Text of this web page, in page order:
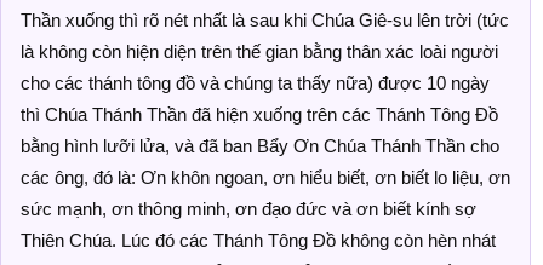
Thần xuống thì rõ nét nhất là sau khi Chúa Giê-su lên trời (tức
là không còn hiện diện trên thế gian bằng thân xác loài người
cho các thánh tông đồ và chúng ta thấy nữa) được 10 ngày
thì Chúa Thánh Thần đã hiện xuống trên các Thánh Tông Đồ
bằng hình lưỡi lửa, và đã ban Bẩy Ơn Chúa Thánh Thần cho
các ông, đó là: Ơn khôn ngoan, ơn hiểu biết, ơn biết lo liệu, ơn
sức mạnh, ơn thông minh, ơn đạo đức và ơn biết kính sợ
Thiên Chúa. Lúc đó các Thánh Tông Đồ không còn hèn nhát